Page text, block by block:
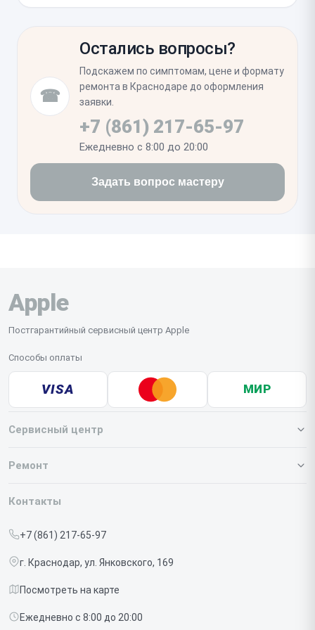
которые могут провоцировать некорректный
показателям. После замены стоит понаблюдать
за циклом полного заряда, чтобы убедиться в
отсутствии перегревов и стабильной работе
контроллера питания.
☎
Остались вопросы?
Подскажем по симптомам, цене и формату
ремонта в Краснодаре до оформления
заявки.
+7 (861) 217-65-97
Ежедневно с 8:00 до 20:00
Задать вопрос мастеру
Apple
Постгарантийный сервисный центр Apple
Способы оплаты
VISA МИР
Сервисный центр
О нашем сервисе
Срочный ремонт
Доставка и способы оплаты
Диагностика
Контакты
Ремонт
Iphone
Контакты
+7 (861) 217-65-97
г. Краснодар, ул. Янковского, 169
Посмотреть на карте
Ежедневно с 8:00 до 20:00